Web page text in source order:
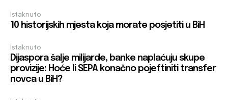
Istaknuto
10 historijskih mjesta koja morate posjetiti u BiH
Istaknuto
Dijaspora šalje milijarde, banke naplaćuju skupe
provizije: Hoće li SEPA konačno pojeftiniti transfer
novca u BiH?